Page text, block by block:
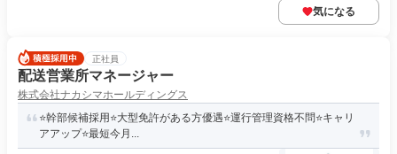
気になる
正社員
配送営業所マネージャー
株式会社ナカシマホールディングス
⭐️幹部候補採用⭐️大型免許がある方優遇⭐️運行管理資格不問⭐️キャリ
アアップ⭐️最短今月...